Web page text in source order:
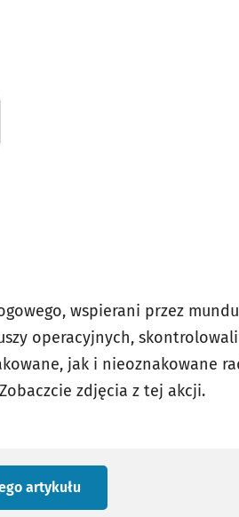
wspierani przez
operacyjnych, skontrolowali
jak i nieoznakowane
zdjęcia z tej akcji.
artykułu